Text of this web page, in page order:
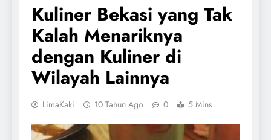
Kuliner Bekasi yang Tak
Kalah Menariknya
dengan Kuliner di
Wilayah Lainnya
LimaKaki 10 Tahun Ago 0 5 Mins